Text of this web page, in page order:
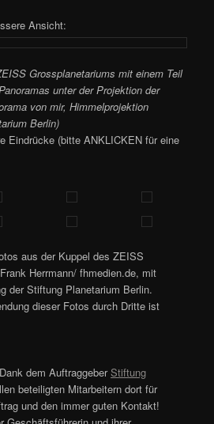
Ansicht:
Grossplanetariums mit einem Teil
unter der Projektion der
von mir, Himmelprojektion
Berlin)
Eindrücke (bitte ANKLICKEN für eine
aus der Kuppel des ZEISS
Herrmann/ fhmedien.de, mit
der Stiftung Planetarium Berlin.
dieser Fotos durch Dritte ist
dem AuftraggeberStiftung
beteiligten Mitarbeitern dort für
und den immer guten Kontakt!